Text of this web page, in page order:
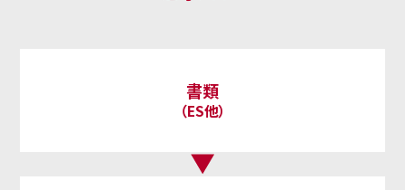
書類
（ES他）